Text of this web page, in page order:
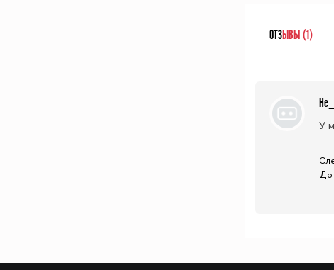
ОТЗЫВЫ (1)
У
До